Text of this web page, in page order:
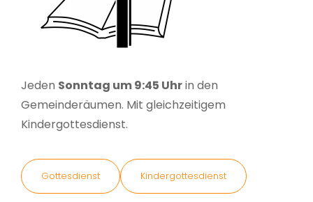
Jeden Sonntag um 9:45 Uhrin den
Gemeinderäumen. Mit gleichzeitigem
Kindergottesdienst.
Gottesdienst Kindergottesdienst